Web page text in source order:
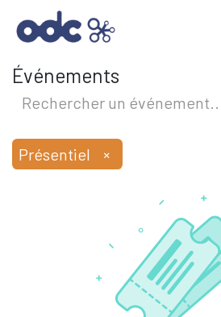
Événements
Présentiel ×